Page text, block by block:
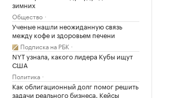
зимних
Общество
Ученые нашли неожиданную связь
между кофе и здоровьем печени
Подписка на РБК
NYT узнала, какого лидера Кубы ищут
США
Политика
Как облигационный долг помог решить
задачи реального бизнеса. Кейсы